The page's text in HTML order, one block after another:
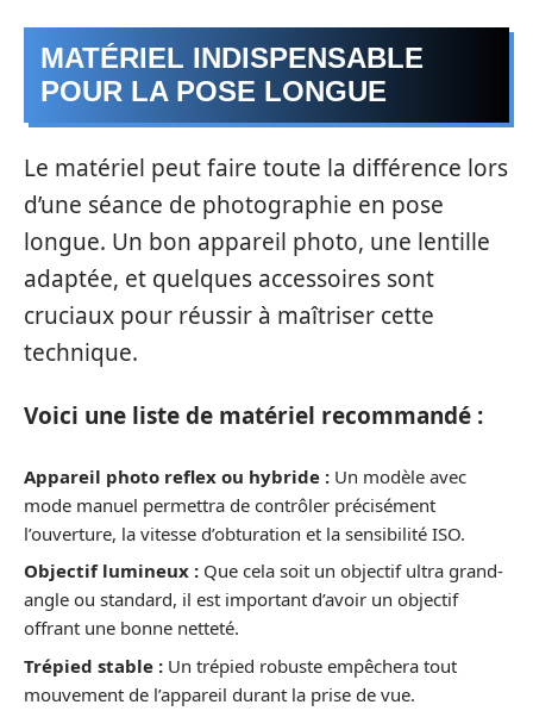
MATÉRIEL INDISPENSABLE
POUR LA POSE LONGUE
Le matériel peut faire toute la différence lors
d’une séance de photographie en pose
longue. Un bon appareil photo, une lentille
adaptée, et quelques accessoires sont
cruciaux pour réussir à maîtriser cette
technique.
Voici une liste de matériel recommandé :
Appareil photo reflex ou hybride : Un modèle avec
mode manuel permettra de contrôler précisément
l’ouverture, la vitesse d’obturation et la sensibilité ISO.
Objectif lumineux : Que cela soit un objectif ultra grand-
angle ou standard, il est important d’avoir un objectif
offrant une bonne netteté.
Trépied stable : Un trépied robuste empêchera tout
mouvement de l’appareil durant la prise de vue.